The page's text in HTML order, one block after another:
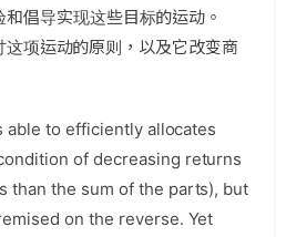
倡导实现这些目标的运动。
项运动的原则，以及它改变商
able to efficiently allocates
of decreasing returns
than the sum of the parts), but
on the reverse. Yet